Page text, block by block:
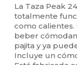
La Taza Peak
totalmente
como
beber
pajita y ya
Incluye un